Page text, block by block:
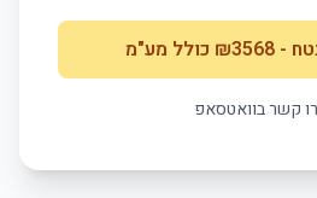
- ₪
3568 כולל מע"מ
קשר בוואטסאפ